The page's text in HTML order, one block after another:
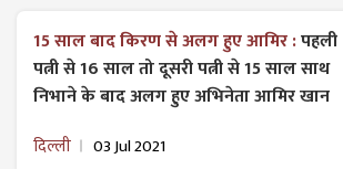
15 साल बाद किरण से अलग हुए आमिर :पहली
पत्नी से 16 साल तो दूसरी पत्नी से 15 साल साथ
निभाने के बाद अलग हुए अभिनेता आमिर खान
दिल्ली 03 Jul 2021